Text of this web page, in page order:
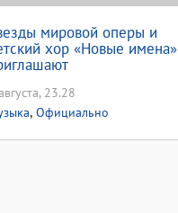
мировой оперы и
хор «Новые имена»
23.28
, Официально